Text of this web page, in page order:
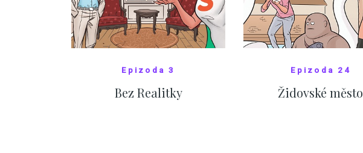
Epizoda 3
Bez Realitky
Epizoda 24
Židovské město